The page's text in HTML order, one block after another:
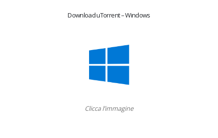
Download uTorrent – Windows
Clicca l’immagine